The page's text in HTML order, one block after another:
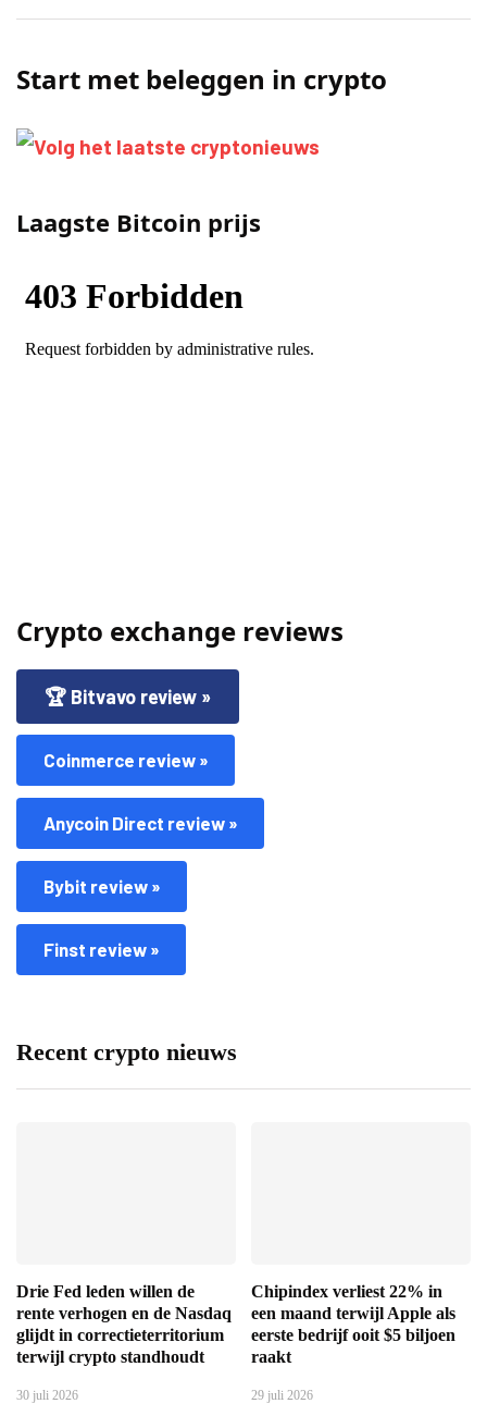
Start met beleggen in crypto
Laagste Bitcoin prijs
Crypto exchange reviews
🏆 Bitvavo review »
Coinmerce review »
Anycoin Direct review »
Bybit review »
Finst review »
Recent crypto nieuws
Drie Fed leden willen de
rente verhogen en de Nasdaq
glijdt in correctieterritorium
terwijl crypto standhoudt
30 juli 2026
Chipindex verliest 22% in
een maand terwijl Apple als
eerste bedrijf ooit $5 biljoen
raakt
29 juli 2026